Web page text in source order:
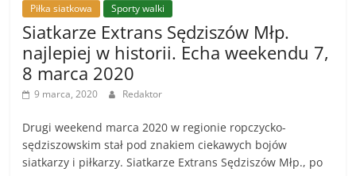
Piłka siatkowa
Sporty walki
Siatkarze Extrans Sędziszów Młp.
najlepiej w historii. Echa weekendu 7,
8 marca 2020
9 marca, 2020 Redaktor
Drugi weekend marca 2020 w regionie ropczycko-
sędziszowskim stał pod znakiem ciekawych bojów
siatkarzy i piłkarzy. Siatkarze Extrans Sędziszów Młp., po